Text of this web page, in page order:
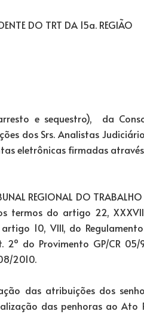
DO TRT DA 15a. REGIÃO
e sequestro), da
dos Srs. Analistas
eletrônicas firmadas
REGIONAL DO
termos do artigo 22,
10, VIII, do
2º do Provimento GP/CR
2010.
das atribuições dos
das penhoras ao Ato